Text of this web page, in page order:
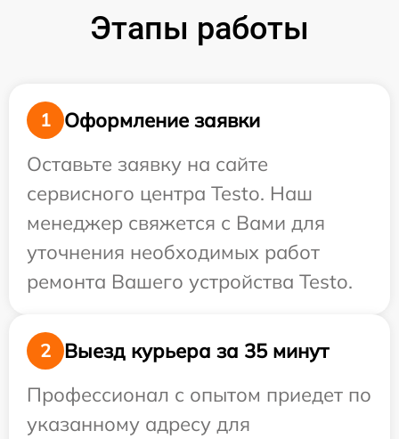
Этапы работы
1
Оформление заявки
Оставьте заявку на сайте
сервисного центра Testo. Наш
менеджер свяжется с Вами для
уточнения необходимых работ
ремонта Вашего устройства Testo.
2
Выезд курьера за 35 минут
Профессионал с опытом приедет по
указанному адресу для